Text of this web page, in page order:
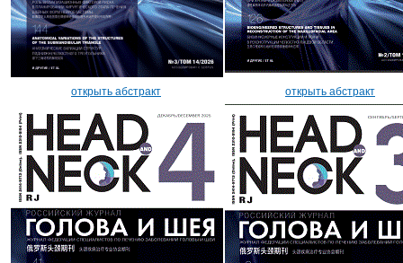
открыть абстракт открыть абстракт